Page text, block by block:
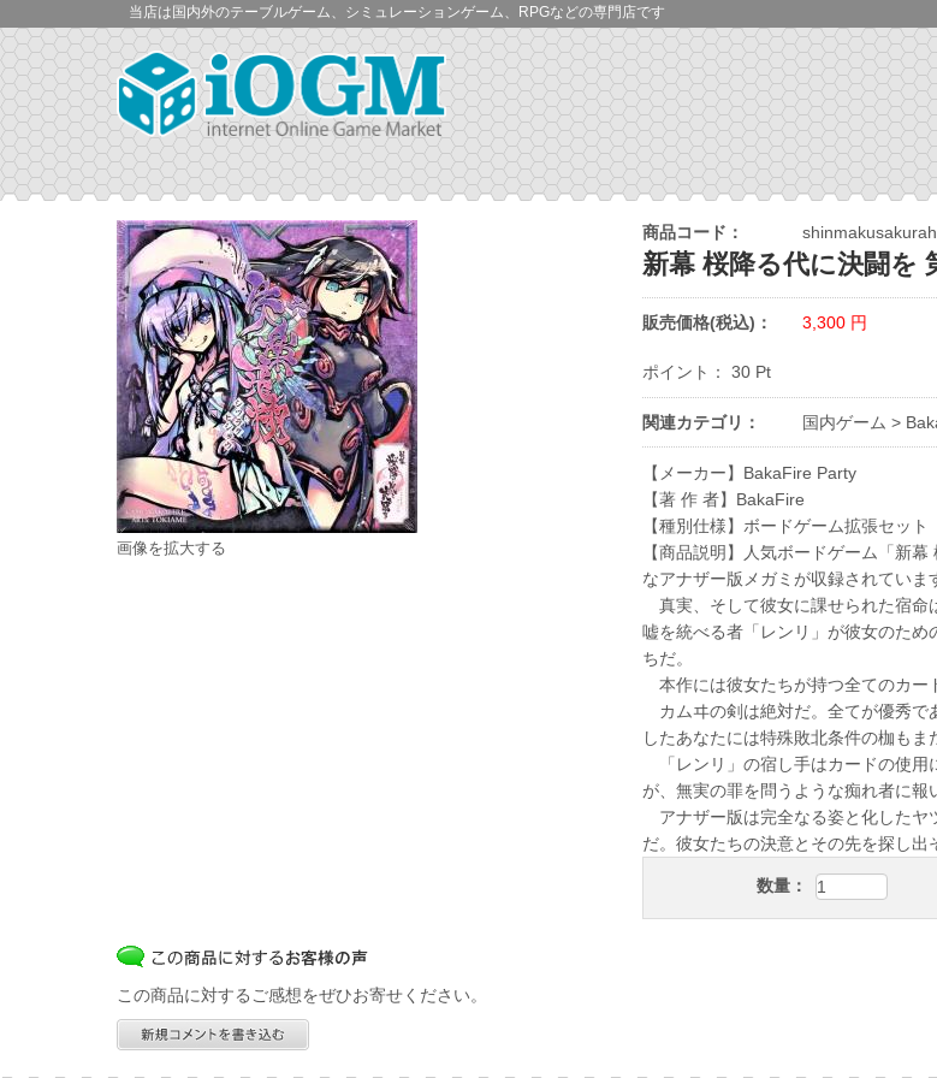
当店は国内外のテーブルゲーム、シミュレーションゲーム、RPGなどの専門店です
画像を拡大する
商品コード：
新幕 桜降る代に決闘を
販売価格(税込)： 3,300 円
ポイント： 30 Pt
関連カテゴリ： 国内ゲーム >
【メーカー】BakaFire Party
【著 作 者】BakaFire
【種別仕様】ボードゲーム拡張セット
【商品説明】人気ボードゲーム「新
なアナザー版メガミが収録されていま
真実、そして彼女に課せられた宿命
嘘を統べる者「レンリ」が彼女のた
ちだ。
本作には彼女たちが持つ全てのカー
カムヰの剣は絶対だ。全てが優秀で
したあなたには特殊敗北条件の枷もま
「レンリ」の宿し手はカードの使用
が、無実の罪を問うような痴れ者に報
アナザー版は完全なる姿と化したヤ
だ。彼女たちの決意とその先を探し出
数量：
この商品に対するご感想をぜひお寄せください。